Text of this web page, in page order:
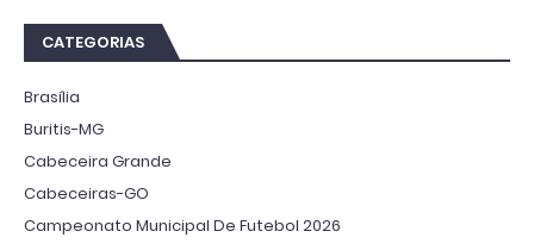
CATEGORIAS
Brasília
Buritis-MG
Cabeceira Grande
Cabeceiras-GO
Campeonato Municipal De Futebol 2026